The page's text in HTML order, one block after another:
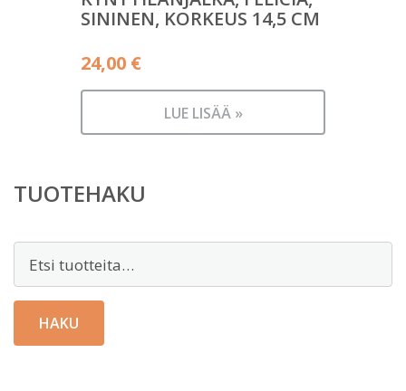
SININEN, KORKEUS 14,5 CM
24,00 €
LUE LISÄÄ »
TUOTEHAKU
HAKU